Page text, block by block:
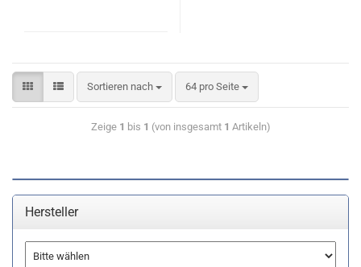
Sortieren nach 64 pro Seite
Zeige 1 bis 1 (von insgesamt 1 Artikeln)
Hersteller